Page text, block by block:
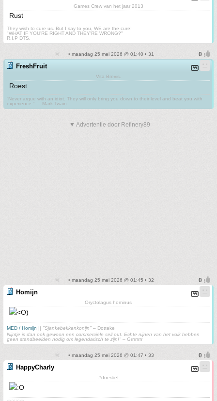
Games Crew van het jaar 2013
Rust
They wish to cure us. But I say to you, WE are the cure!
"WHAT IF YOU'RE RIGHT AND THEY'RE WRONG?"
R.I.P DTS.
• maandag 25 mei 2026 @ 01:40 • 31
FreshFruit
Vita Brevis.
Roest
“Never argue with an idiot. They will only bring you down to their level and beat you with
experience.” ― Mark Twain.
▼ Advertentie door Refinery89
• maandag 25 mei 2026 @ 01:45 • 32
Homijn
Oryctolagus hominus
MED / Homijn || "Sjankebekkenkonijn" – Dotteke
Nijntje is dan ook gewoon een commerciële sell out. Echte nijnen van het volk hebben
geen standbeelden nodig om legendarisch te zijn!" – Grrrrrrrr
• maandag 25 mei 2026 @ 01:47 • 33
HappyCharly
#doeslief